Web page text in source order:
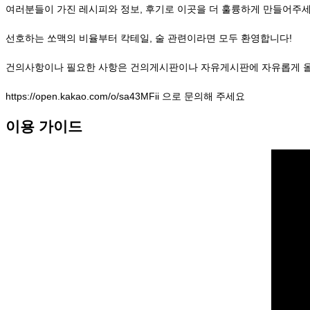
여러분들이 가진 레시피와 정보, 후기로 이곳을 더 훌륭하게 만들어주
선호하는 쏘맥의 비율부터 칵테일, 술 관련이라면 모두 환영합니다!
건의사항이나 필요한 사항은 건의게시판이나 자유게시판에 자유롭게
https://open.kakao.com/o/sa43MFii 으로 문의해 주세요
이용 가이드